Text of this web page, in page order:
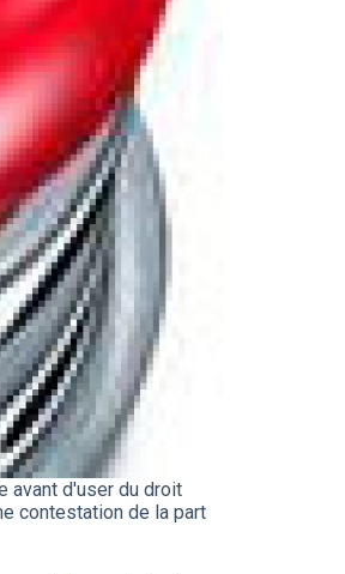
avant d'user du droit
contestation de la part